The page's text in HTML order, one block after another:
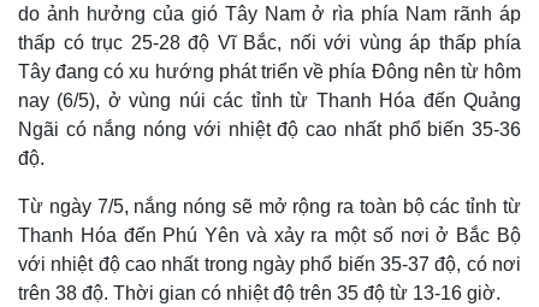
do ảnh hưởng của gió Tây Nam ở rìa phía Nam rãnh áp
thấp có trục 25-28 độ Vĩ Bắc, nối với vùng áp thấp phía
Tây đang có xu hướng phát triển về phía Đông nên từ hôm
nay (6/5), ở vùng núi các tỉnh từ Thanh Hóa đến Quảng
Ngãi có nắng nóng với nhiệt độ cao nhất phổ biến 35-36
độ.
Từ ngày 7/5, nắng nóng sẽ mở rộng ra toàn bộ các tỉnh từ
Thanh Hóa đến Phú Yên và xảy ra một số nơi ở Bắc Bộ
với nhiệt độ cao nhất trong ngày phổ biến 35-37 độ, có nơi
trên 38 độ. Thời gian có nhiệt độ trên 35 độ từ 13-16 giờ.